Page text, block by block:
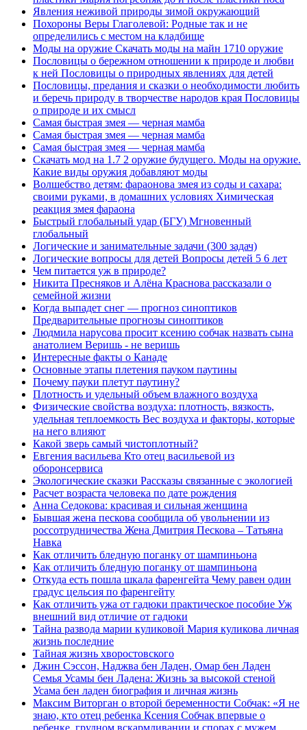
Явления неживой природы зимой окружающий
Похороны Веры Глаголевой: Родные так и не
определились с местом на кладбище
Моды на оружие Скачать моды на майн 1710 оружие
Пословицы о бережном отношении к природе и любви
к ней Пословицы о природных явлениях для детей
Пословицы, предания и сказки о необходимости любить
и беречь природу в творчестве народов края Пословицы
о природе и их смысл
Самая быстрая змея — черная мамба
Самая быстрая змея — черная мамба
Самая быстрая змея — черная мамба
Скачать мод на 1.7 2 оружие будущего. Моды на оружие.
Какие виды оружия добавляют моды
Волшебство детям: фараонова змея из соды и сахара:
своими руками, в домашних условиях Химическая
реакция змея фараона
Быстрый глобальный удар (БГУ) Мгновенный
глобальный
Логические и занимательные задачи (300 задач)
Логические вопросы для детей Вопросы детей 5 6 лет
Чем питается уж в природе?
Никита Пресняков и Алёна Краснова рассказали о
семейной жизни
Когда выпадет снег — прогноз синоптиков
Предварительные прогнозы синоптиков
Людмила нарусова просит ксению собчак назвать сына
анатолием Веришь - не веришь
Интересные факты о Канаде
Основные этапы плетения пауком паутины
Почему пауки плетут паутину?
Плотность и удельный объем влажного воздуха
Физические свойства воздуха: плотность, вязкость,
удельная теплоемкость Вес воздуха и факторы, которые
на него влияют
Какой зверь самый чистоплотный?
Евгения васильева Кто отец васильевой из
оборонсервиса
Экологические сказки Рассказы связанные с экологией
Расчет возраста человека по дате рождения
Анна Седокова: красивая и сильная женщина
Бывшая жена пескова сообщила об увольнении из
россотрудничества Жена Дмитрия Пескова – Татьяна
Навка
Как отличить бледную поганку от шампиньона
Как отличить бледную поганку от шампиньона
Откуда есть пошла шкала фаренгейта Чему равен один
градус цельсия по фаренгейту
Как отличить ужа от гадюки практическое пособие Уж
внешний вид отличие от гадюки
Тайна развода марии куликовой Мария куликова личная
жизнь последние
Тайная жизнь хворостовского
Джин Сэссон, Наджва бен Ладен, Омар бен Ладен
Семья Усамы бен Ладена: Жизнь за высокой стеной
Усама бен ладен биография и личная жизнь
Максим Виторган о второй беременности Собчак: «Я не
знаю, кто отец ребенка Ксения Собчак впервые о
ребенке, грудном вскармливании и спорах с мужем